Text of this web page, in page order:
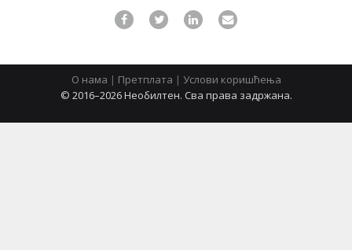
О нама | Претплата | Услови коришћења
© 2016–2026 Необилтен. Сва права задржана.